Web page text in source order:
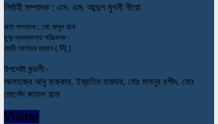
নির্বাহী সম্পাদক : এস. এম. আব্দুল মুগনী নীরো
বার্তা সম্পাদক : মো: মাসুদ রানা
যুগ্ম-ব্যবস্থাপনা পরিচালক :
কাজী আসাদুর রহমান ( টিটু )
উপদেষ্টা মন্ডলী:-
আলহাজ্ব আবু বাক্কার, ইব্রাহিম হায়দার, মোঃ মামনুর রশীদ, মোঃ
মোর্শেদ কামাল রানা
Visitor